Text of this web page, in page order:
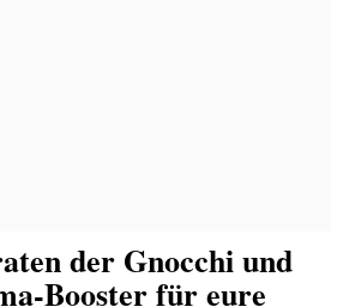
der Gnocchi und
Booster für eure